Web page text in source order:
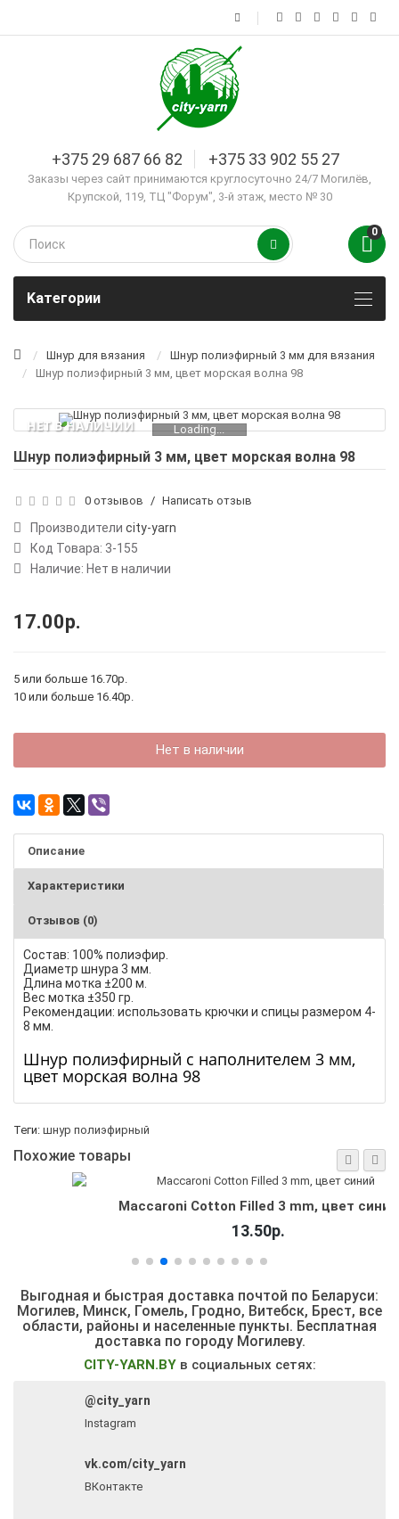
+375 29 687 66 82 +375 33 902 55 27
Заказы через сайт принимаются круглосуточно 24/7 Могилёв,
Крупской, 119, ТЦ "Форум", 3-й этаж, место № 30
0
Kатегории
Шнур для вязания
Шнур полиэфирный 3 мм для вязания
Шнур полиэфирный 3 мм, цвет морская волна 98
НЕТ В НАЛИЧИИ Loading...
Шнур полиэфирный 3 мм, цвет морская волна 98
0 отзывов / Написать отзыв
Производители city-yarn
Код Товара: 3-155
Наличие: Нет в наличии
17.00р.
5 или больше 16.70р.
10 или больше 16.40р.
Нет в наличии
Описание
Характеристики
Отзывов (0)
Состав: 100% полиэфир.
Диаметр шнура 3 мм.
Длина мотка ±200 м.
Вес мотка ±350 гр.
Рекомендации: использовать крючки и спицы размером 4-
8 мм.
Шнур полиэфирный с наполнителем 3 мм,
цвет морская волна 98
Теги: шнур полиэфирный
Похожие товары
Maccaroni Cotton Filled 3 mm, цвет синий
Выгодная и быстрая доставка почтой по Беларуси:
Могилев, Минск, Гомель, Гродно, Витебск, Брест, все
области, районы и населенные пункты. Бесплатная
доставка по городу Могилеву.
CITY-YARN.BYв социальных сетях:
@city_yarn
Instagram
vk.com/city_yarn
ВКонтакте